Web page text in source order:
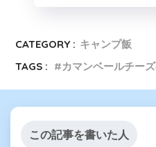
CATEGORY : キャンプ飯
TAGS :
カマンベールチー
この記事を書いた人